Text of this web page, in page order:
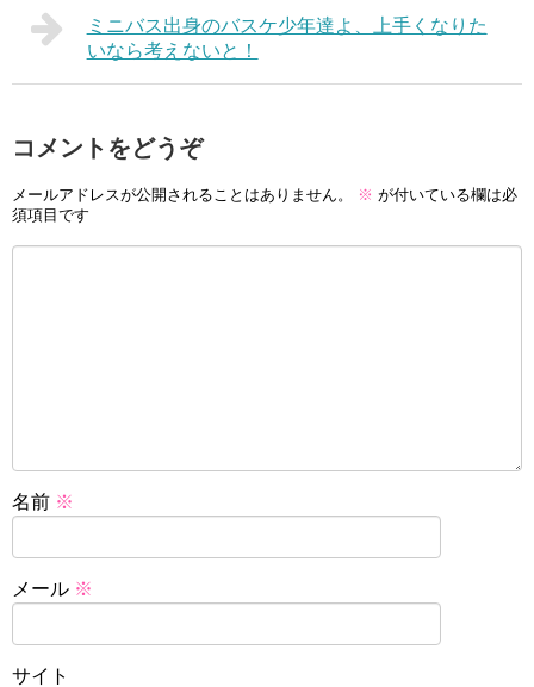
ミニバス出身のバスケ少年達よ、上手くなりた
いなら考えないと！
コメントをどうぞ
メールアドレスが公開されることはありません。 ※ が付いている欄は必
須項目です
名前 ※
メール ※
サイト